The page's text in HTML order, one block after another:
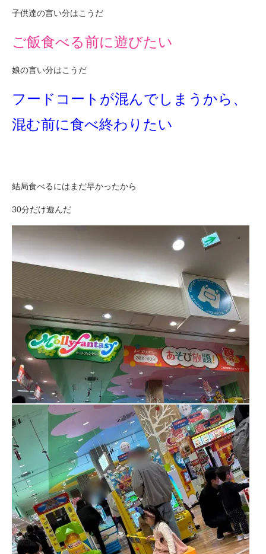
子供達の言い分はこうだ
ご飯食べる前に遊びたい
娘の言い分はこうだ
フードコートが混んでしまうから、
混む前に食べ終わりたい
結局食べるにはまだ早かったから
30分だけ遊んだ